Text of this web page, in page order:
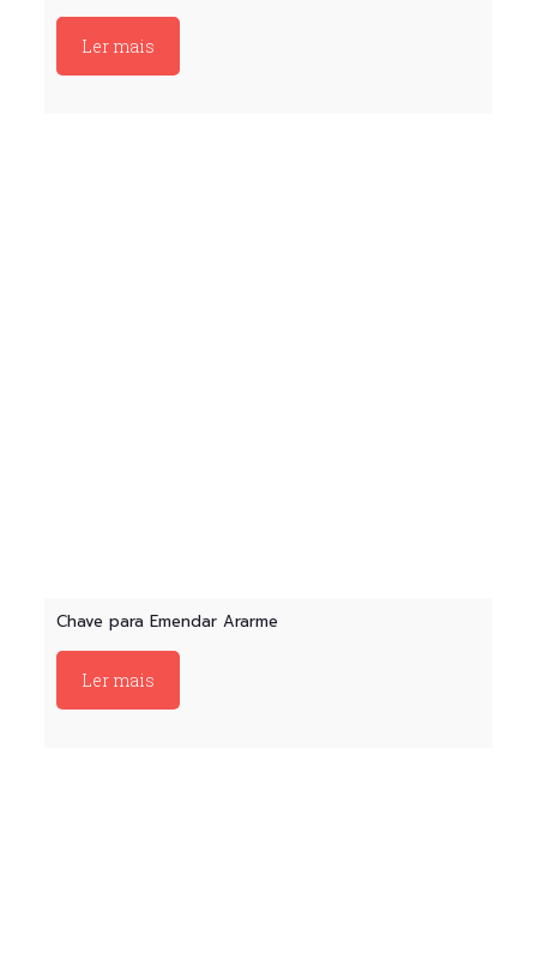
Ler mais
Chave para Emendar Ararme
Ler mais